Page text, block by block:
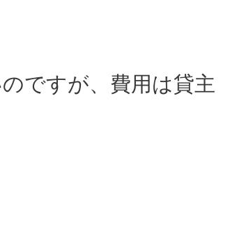
ですが、費用は貸主